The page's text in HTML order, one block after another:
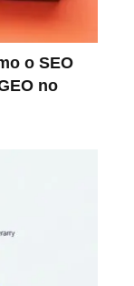
o SEO
no